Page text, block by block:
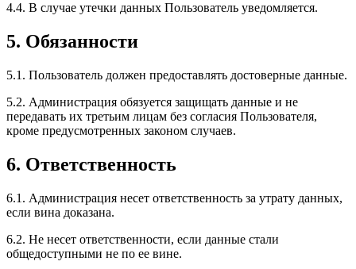
4.4. В случае утечки данных Пользователь уведомляется.
5. Обязанности
5.1. Пользователь должен предоставлять достоверные данные.
5.2. Администрация обязуется защищать данные и не
передавать их третьим лицам без согласия Пользователя,
кроме предусмотренных законом случаев.
6. Ответственность
6.1. Администрация несет ответственность за утрату данных,
если вина доказана.
6.2. Не несет ответственности, если данные стали
общедоступными не по ее вине.